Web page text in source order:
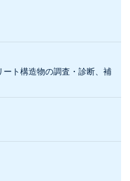
ート構造物の調査・診断、補